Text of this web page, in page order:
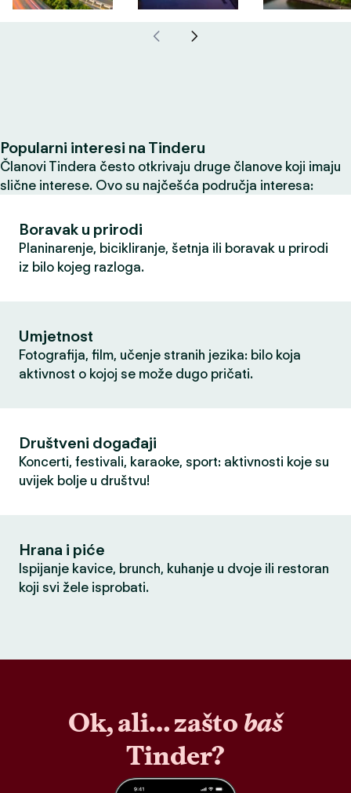
Popularni interesi na Tinderu
Članovi Tindera često otkrivaju druge članove koji imaju
slične interese. Ovo su najčešća područja interesa:
Boravak u prirodi
Planinarenje, bicikliranje, šetnja ili boravak u prirodi
iz bilo kojeg razloga.
Umjetnost
Fotografija, film, učenje stranih jezika: bilo koja
aktivnost o kojoj se može dugo pričati.
Društveni događaji
Koncerti, festivali, karaoke, sport: aktivnosti koje su
uvijek bolje u društvu!
Hrana i piće
Ispijanje kavice, brunch, kuhanje u dvoje ili restoran
koji svi žele isprobati.
Ok, ali… zašto baš
Tinder?